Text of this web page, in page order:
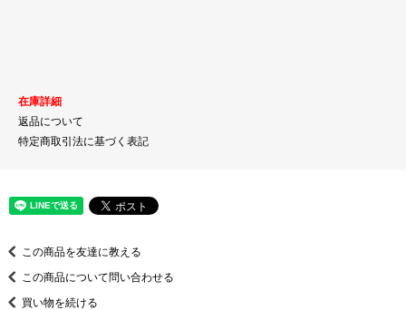
在庫詳細
返品について
特定商取引法に基づく表記
この商品を友達に教える
この商品について問い合わせる
買い物を続ける